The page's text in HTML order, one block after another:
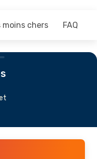
moins chers FAQ